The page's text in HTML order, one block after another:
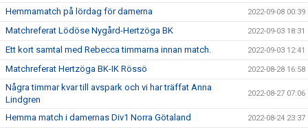
Hemmamatch på lördag för damerna 2022-09-08 00:39
Matchreferat Lödöse Nygård-Hertzöga BK 2022-09-03 18:31
Ett kort samtal med Rebecca timmarna innan match. 2022-09-03 12:41
Matchreferat Hertzöga BK-IK Rössö 2022-08-28 16:58
Några timmar kvar till avspark och vi har träffat Anna
Lindgren
2022-08-27 07:06
Hemma match i damernas Div1 Norra Götaland 2022-08-24 23:37